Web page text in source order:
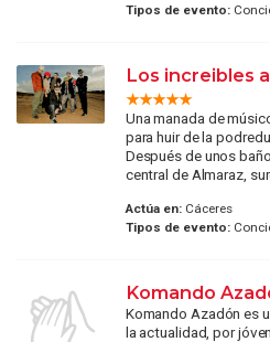
Tipos de evento:
Los increibles
Una manada de
para huir de la
Después de unos
central de Almaraz,
Actúa en:Cáceres
Tipos de evento:
Komando
Komando Azadón es
la actualidad, por